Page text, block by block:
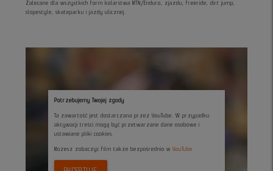
Zalecane dla wszystkich form kolarstwa MTN/Enduro, zjazdu, freeride, dirt jump,
slopestyle, skateparku i jazdy ulicznej.
Potrzebujemy Twojej zgody
Ta zawartość jest dostarczana przez YouTube. W przypadku
aktywacji treści mogą być przetwarzane dane osobowe i
ustawiane pliki cookies.
Możesz zobaczyc film także bezpośrednio w YouTube